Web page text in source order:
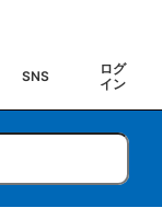
SNS
ログ
イン